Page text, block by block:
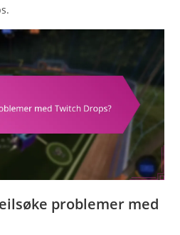
problemer med